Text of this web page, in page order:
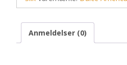
Anmeldelser (0)